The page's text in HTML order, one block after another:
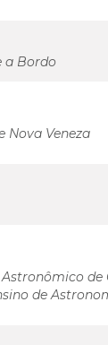
a Bordo
Nova Veneza
de
de